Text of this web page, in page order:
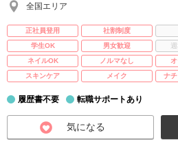
全国エリア
正社員登用 社割制度
学生OK
男女歓迎
ネイルOK
ノルマなし
スキンケア
メイク ナ
履歴書不要 転職サポートあり
気になる